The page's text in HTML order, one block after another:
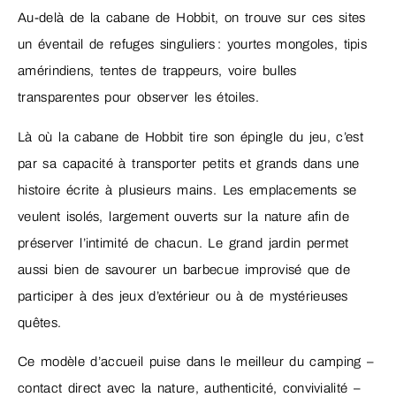
Au-delà de la cabane de Hobbit, on trouve sur ces sites
un éventail de refuges singuliers : yourtes mongoles, tipis
amérindiens, tentes de trappeurs, voire bulles
transparentes pour observer les étoiles.
Là où la cabane de Hobbit tire son épingle du jeu, c’est
par sa capacité à transporter petits et grands dans une
histoire écrite à plusieurs mains. Les emplacements se
veulent isolés, largement ouverts sur la nature afin de
préserver l’intimité de chacun. Le grand jardin permet
aussi bien de savourer un barbecue improvisé que de
participer à des jeux d’extérieur ou à de mystérieuses
quêtes.
Ce modèle d’accueil puise dans le meilleur du camping –
contact direct avec la nature, authenticité, convivialité –